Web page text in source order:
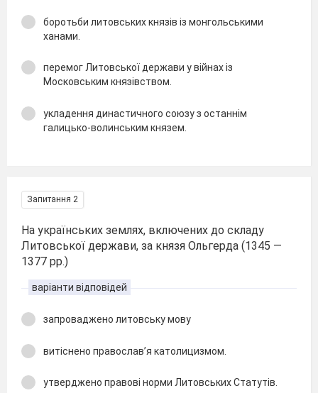
боротьби литовських князів із монгольськими
ханами.
перемог Литовської держави у війнах із
Московським князівством.
укладення династичного союзу з останнім
галицько-волинським князем.
Запитання 2
На українських землях, включених до складу
Литовської держави, за князя Ольгерда (1345 —
1377 рр.)
варіанти відповідей
запроваджено литовську мову
витіснено православ’я католицизмом.
утверджено правові норми Литовських Статутів.